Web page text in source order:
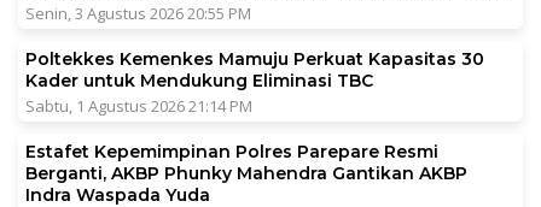
Senin, 3 Agustus 2026 20:55 PM
Poltekkes Kemenkes Mamuju Perkuat Kapasitas 30
Kader untuk Mendukung Eliminasi TBC
Sabtu, 1 Agustus 2026 21:14 PM
Estafet Kepemimpinan Polres Parepare Resmi
Berganti, AKBP Phunky Mahendra Gantikan AKBP
Indra Waspada Yuda